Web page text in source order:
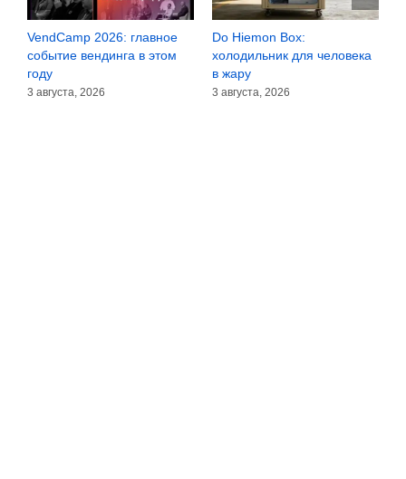
VendCamp 2026: главное
событие вендинга в этом
году
3 августа, 2026
Do Hiemon Box:
холодильник для человека
в жару
3 августа, 2026